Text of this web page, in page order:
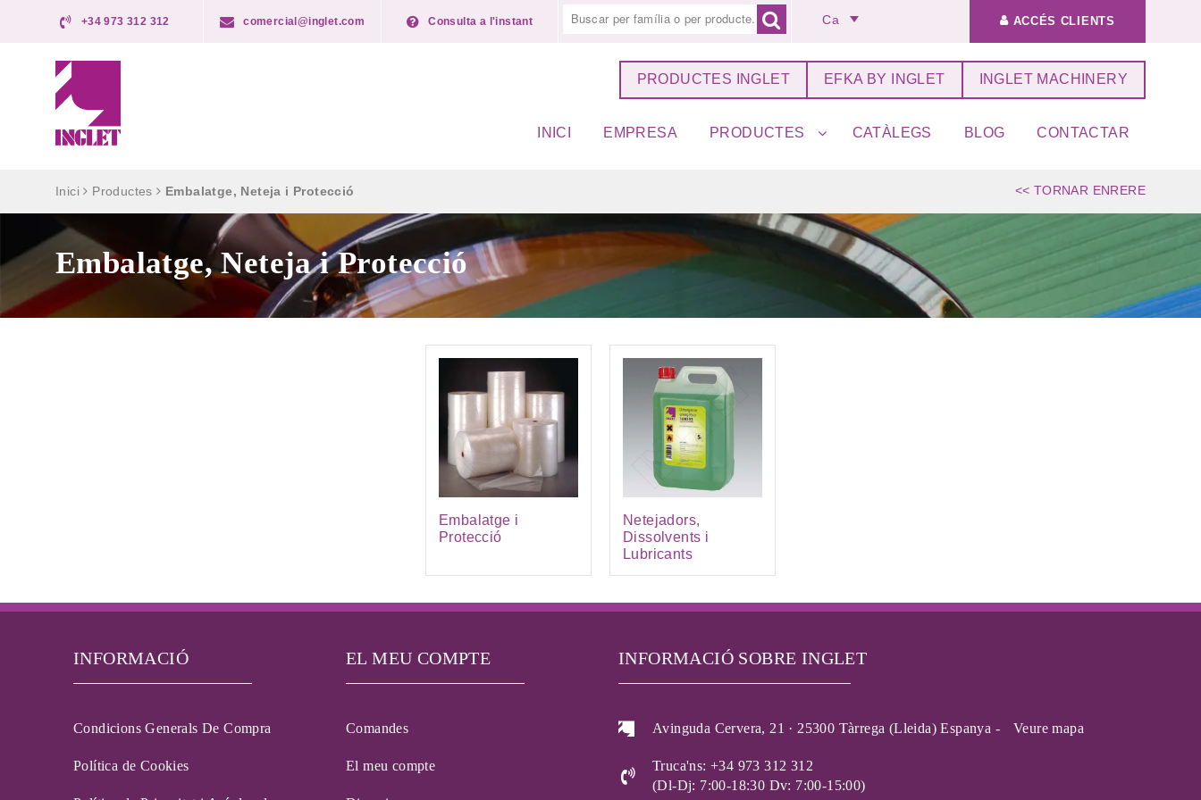
+34 973 312 312 comercial@inglet.com Consulta a l'instant Ca ACCÉS CLIENTS
PRODUCTES INGLET EFKA BY INGLET INGLET MACHINERY
INICI EMPRESA PRODUCTES CATÀLEGS BLOG CONTACTAR
Inici Productes Embalatge, Neteja i Protecció << TORNAR ENRERE
Embalatge, Neteja i Protecció
Embalatge i
Protecció
Netejadors,
Dissolvents i
Lubricants
INFORMACIÓ
Condicions Generals De Compra
Política de Cookies
EL MEU COMPTE
Comandes
El meu compte
INFORMACIÓ SOBRE INGLET
Avinguda Cervera, 21 · 25300 Tàrrega (Lleida) Espanya - Veure mapa
Truca'ns: +34 973 312 312
(Dl-Dj: 7:00-18:30 Dv: 7:00-15:00)